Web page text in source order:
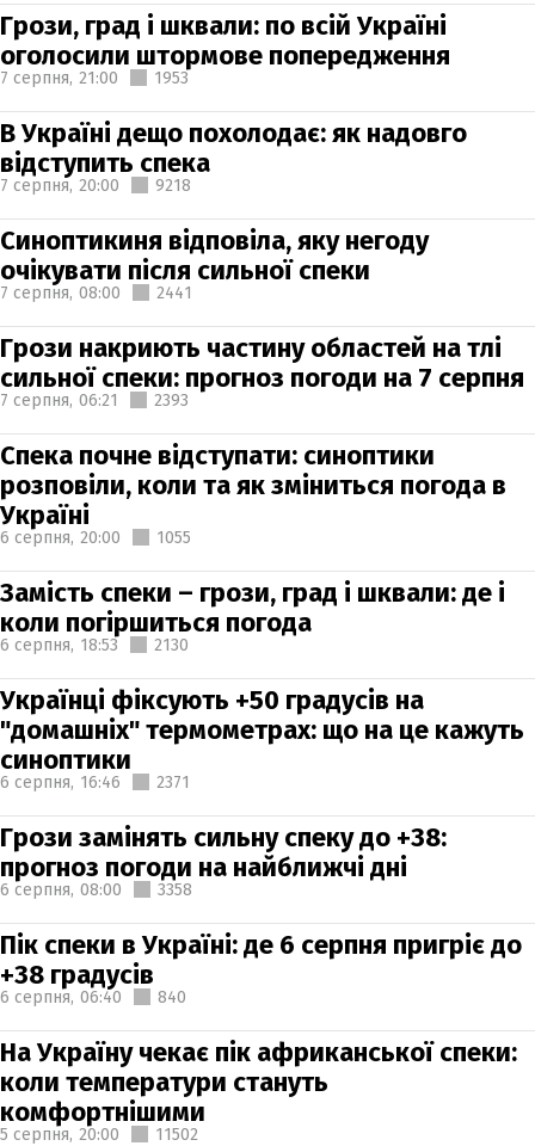
Грози, град і шквали: по всій Україні
оголосили штормове попередження
7 серпня, 21:00 1953
В Україні дещо похолодає: як надовго
відступить спека
7 серпня, 20:00 9218
Синоптикиня відповіла, яку негоду
очікувати після сильної спеки
7 серпня, 08:00 2441
Грози накриють частину областей на тлі
сильної спеки: прогноз погоди на 7 серпня
7 серпня, 06:21 2393
Спека почне відступати: синоптики
розповіли, коли та як зміниться погода в
Україні
6 серпня, 20:00 1055
Замість спеки – грози, град і шквали: де і
коли погіршиться погода
6 серпня, 18:53 2130
Українці фіксують +50 градусів на
"домашніх" термометрах: що на це кажуть
синоптики
6 серпня, 16:46 2371
Грози замінять сильну спеку до +38:
прогноз погоди на найближчі дні
6 серпня, 08:00 3358
Пік спеки в Україні: де 6 серпня пригріє до
+38 градусів
6 серпня, 06:40 840
На Україну чекає пік африканської спеки:
коли температури стануть
комфортнішими
5 серпня, 20:00 11502